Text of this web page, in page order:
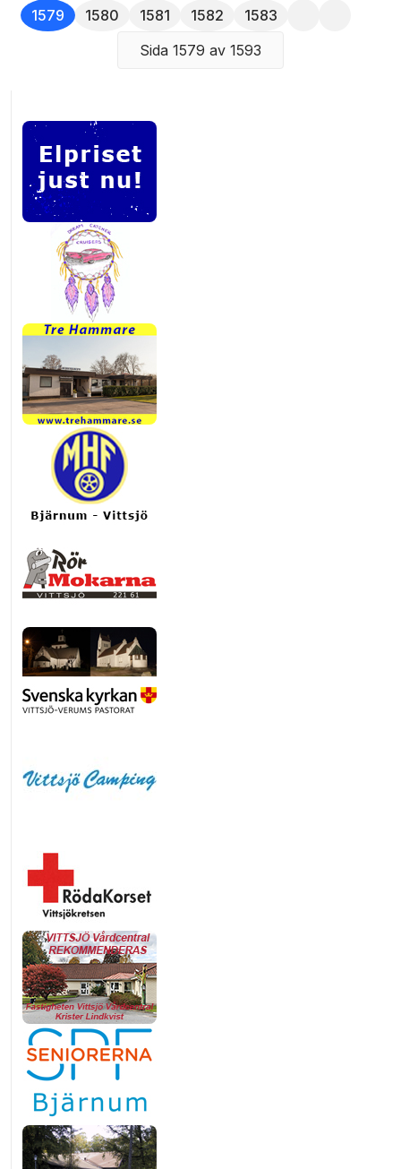
1579 1580 1581 1582
1583
Sida 1579 av 1593